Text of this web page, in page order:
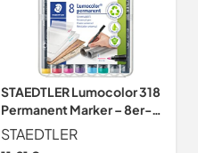
STAEDTLER Lumocolor 318
Permanent Marker – 8er-
Box, F, schnell
STAEDTLER